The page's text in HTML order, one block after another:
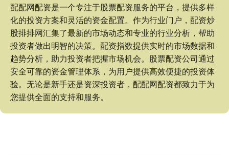
配配网配资是一个专注于股票配资服务的平台，提供多样
化的投资方案和灵活的资金配置。作为行业门户，配资炒
股排排网汇集了最新的市场动态和专业的行业分析，帮助
投资者做出明智的决策。配资指数提供实时的市场数据和
趋势分析，助力投资者把握市场机会。股票配资公司通过
安全可靠的资金管理体系，为用户提供高效便捷的投资体
验。无论是新手还是资深投资者，配配网配资都致力于为
您提供全面的支持和服务。